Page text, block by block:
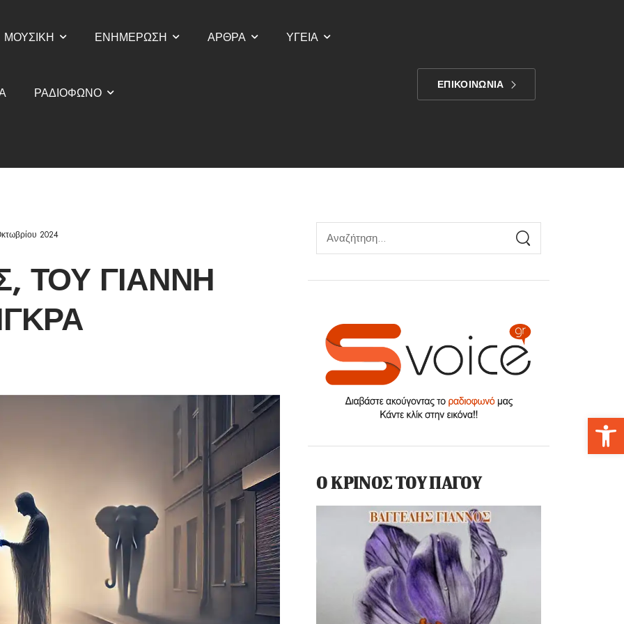
ΜΟΥΣΙΚΗ ΕΝΗΜΕΡΩΣΗ ΑΡΘΡΑ ΥΓΕΙΑ
ΡΑΔΙΟΦΩΝΟ
ΕΠΙΚΟΙΝΩΝΙΑ
Ο ΚΡΙΝΟΣ ΤΟΥ ΠΑΓΟΥ
2024
ΤΟΥ ΓΙΆΝΝΗ